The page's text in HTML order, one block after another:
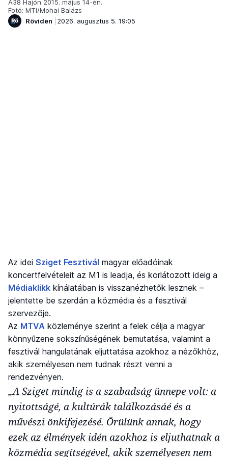
A38 Hajón 2015. május 14-én.
Fotó: MTI/Mohai Balázs
Röviden
2026. augusztus 5. 19:05
Az idei Sziget Fesztivál magyar előadóinak
koncertfelvételeit az M1 is leadja, és korlátozott ideig a
Médiaklikk kínálatában is visszanézhetők lesznek –
jelentette be szerdán a közmédia és a fesztivál
szervezője.
Az MTVA közleménye szerint a felek célja a magyar
könnyűzene sokszínűségének bemutatása, valamint a
fesztivál hangulatának eljuttatása azokhoz a nézőkhöz,
akik személyesen nem tudnak részt venni a
rendezvényen.
„A Sziget mindig is a szabadság ünnepe volt: a
nyitottságé, a kultúrák találkozásáé és a
művészi önkifejezésé. Örülünk annak, hogy
ezek az élmények idén azokhoz is eljuthatnak a
közmédia segítségével, akik személyesen nem